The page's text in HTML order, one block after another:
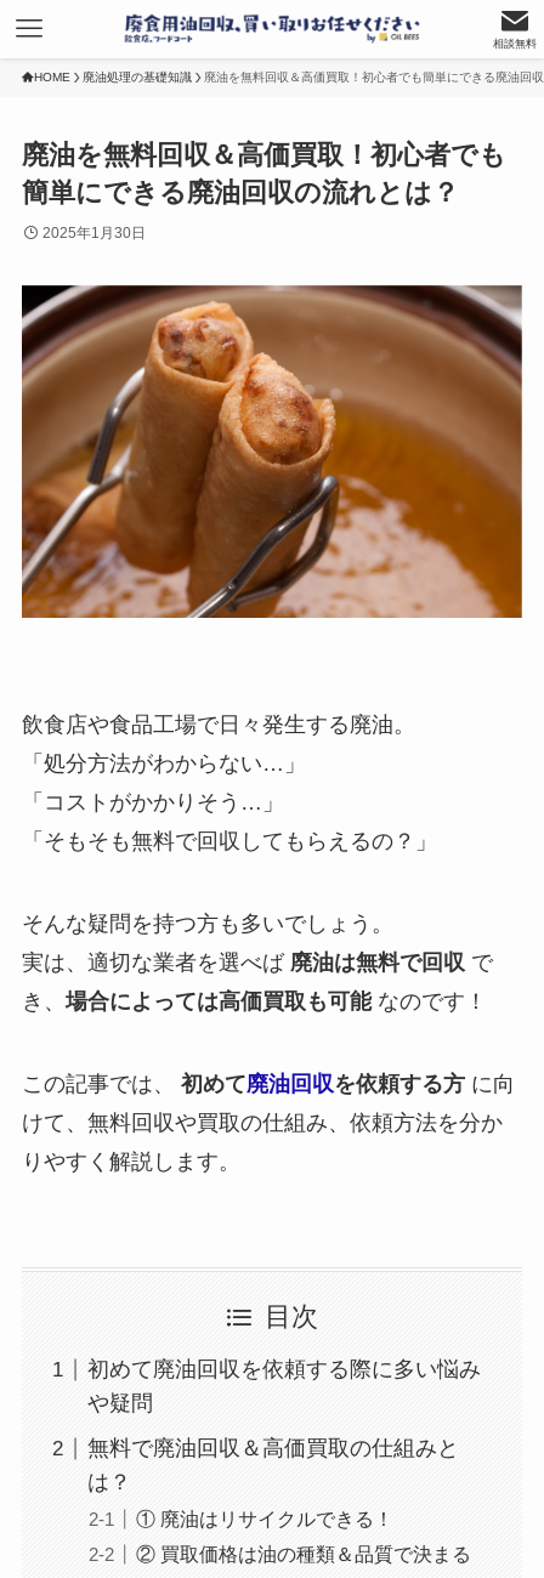
相談無料
HOME 廃油処理の基礎知識 廃油を無料回収＆高価買取！初心者でも簡単にできる廃油回
廃油を無料回収＆高価買取！初心者でも
簡単にできる廃油回収の流れとは？
2025年1月30日
飲食店や食品工場で日々発生する廃油。
「処分方法がわからない…」
「コストがかかりそう…」
「そもそも無料で回収してもらえるの？」
そんな疑問を持つ方も多いでしょう。
実は、適切な業者を選べば 廃油は無料で回収 で
き、場合によっては高価買取も可能なのです！
この記事では、 初めて廃油回収 を依頼する方に向
けて、無料回収や買取の仕組み、依頼方法を分か
りやすく解説します。
目次
初めて廃油回収を依頼する際に多い悩み
や疑問
無料で廃油回収＆高価買取の仕組みと
は？
① 廃油はリサイクルできる！
② 買取価格は油の種類＆品質で決まる